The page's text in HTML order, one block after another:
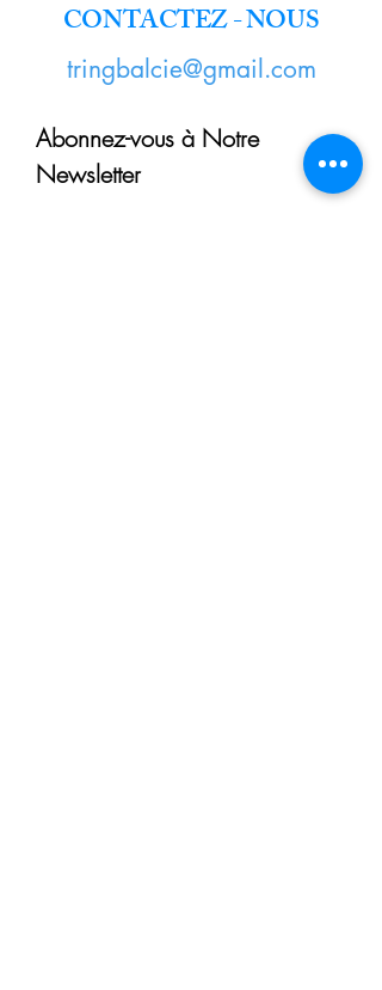
CONTACTEZ - NOUS
tringbalcie@gmail.com
Abonnez-vous à Notre
Newsletter